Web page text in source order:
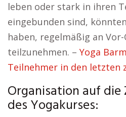
leben oder stark in ihren
eingebunden sind,
haben, regelmäßig an
teilzunehmen. – Yoga
Teilnehmer in den letzten
Organisation auf
des Yogakurses: